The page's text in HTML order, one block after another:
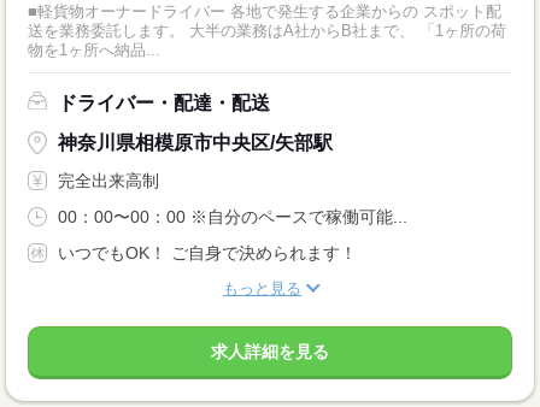
■軽貨物オーナードライバー 各地で発生する企業からの スポット配
送を業務委託します。 大半の業務はA社からB社まで、 「1ヶ所の荷
物を1ヶ所へ納品...
ドライバー・配達・配送
神奈川県相模原市中央区/矢部駅
完全出来高制
00：00〜00：00 ※自分のペースで稼働可能...
いつでもOK！ ご自身で決められます！
もっと見る
求人詳細を見る